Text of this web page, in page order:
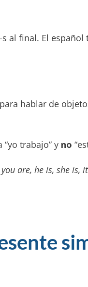
al final. El español
para hablar de
trabajo” y no
are, he is, she is,